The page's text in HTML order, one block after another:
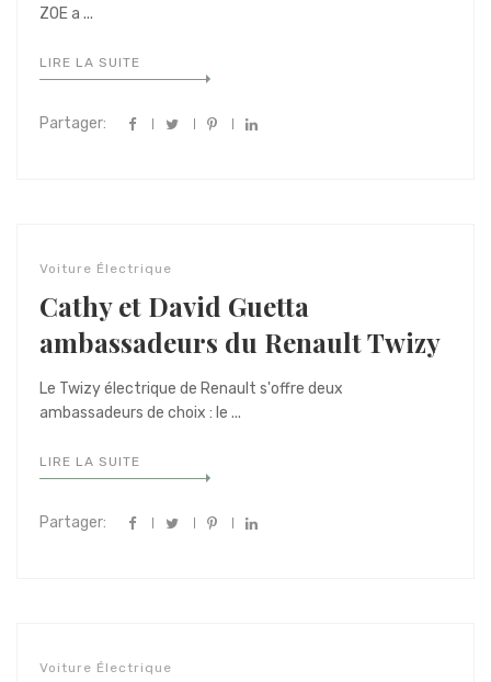
ZOE a ...
LIRE LA SUITE
Partager:
Voiture Électrique
Cathy et David Guetta
ambassadeurs du Renault Twizy
Le Twizy électrique de Renault s'offre deux
ambassadeurs de choix : le ...
LIRE LA SUITE
Partager:
Voiture Électrique